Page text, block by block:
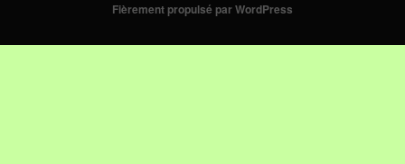
Fièrement propulsé par WordPress